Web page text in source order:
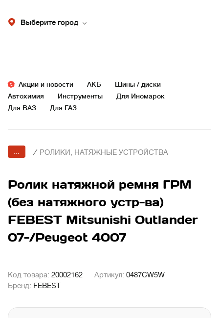
Выберите город
Акции и новости АКБ
Шины / диски
Автохимия
Инструменты
Для Иномарок
Для ВАЗ
Для ГАЗ
... / РОЛИКИ, НАТЯЖНЫЕ УСТРОЙСТВА
Ролик натяжной ремня ГРМ
(без натяжного устр-ва)
FEBEST Mitsunishi Outlander
07-/Peugeot 4007
Код товара: 20002162 Артикул: 0487CW5W
Бренд: FEBEST